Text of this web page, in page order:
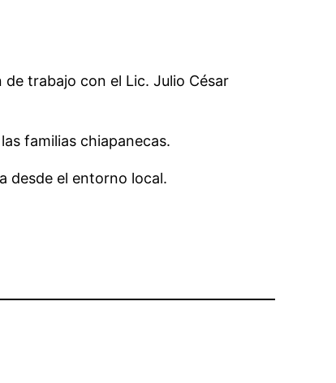
trabajo con el Lic. Julio César
familias chiapanecas.
desde el entorno local.